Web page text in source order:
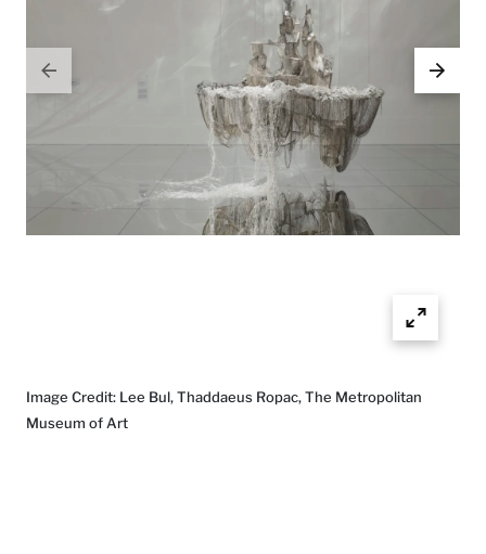
Image Credit: Lee Bul, Thaddaeus Ropac, The Metropolitan
Museum of Art